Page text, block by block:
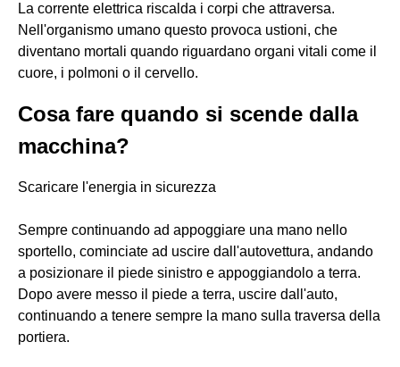
La corrente elettrica riscalda i corpi che attraversa.
Nell'organismo umano questo provoca ustioni, che
diventano mortali quando riguardano organi vitali come il
cuore, i polmoni o il cervello.
Cosa fare quando si scende dalla
macchina?
Scaricare l'energia in sicurezza
Sempre continuando ad appoggiare una mano nello
sportello, cominciate ad uscire dall'autovettura, andando
a posizionare il piede sinistro e appoggiandolo a terra.
Dopo avere messo il piede a terra, uscire dall'auto,
continuando a tenere sempre la mano sulla traversa della
portiera.